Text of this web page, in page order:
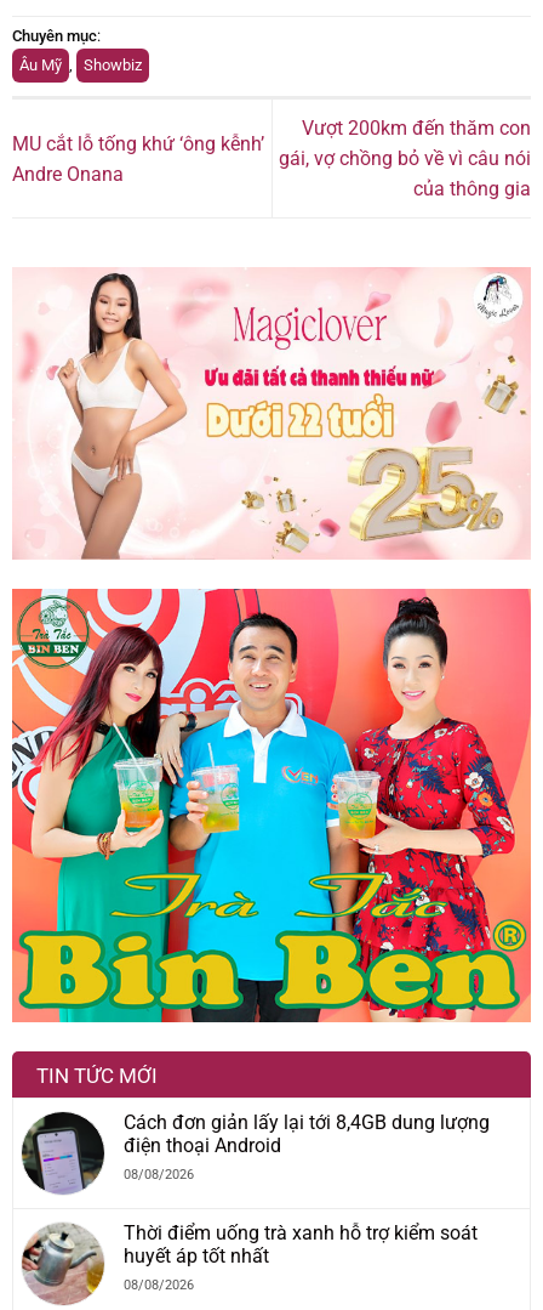
Chuyên mục:
Âu Mỹ , Showbiz
MU cắt lỗ tống khứ ‘ông kễnh’
Andre Onana
Vượt 200km đến thăm con
gái, vợ chồng bỏ về vì câu nói
của thông gia
TIN TỨC MỚI
Cách đơn giản lấy lại tới 8,4GB dung lượng
điện thoại Android
08/08/2026
Thời điểm uống trà xanh hỗ trợ kiểm soát
huyết áp tốt nhất
08/08/2026